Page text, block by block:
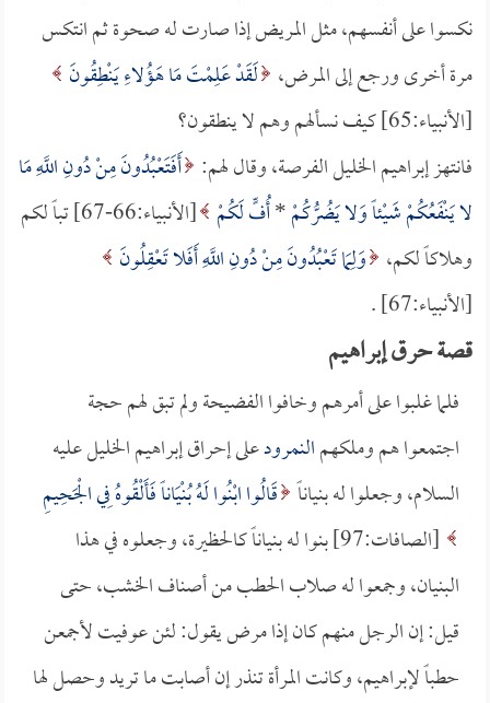
نكسوا على أنفسهم، مثل المريض إذا صارت له صحوة ثم انتكس
مرة أخرى ورجع إلى المرض، لَقَدْ عَلِمْتَ مَا هَؤُلاءِ يَنْطِقُونَ
[الأنبياء:65] كيف نسألهم وهم لا ينطقون؟
فانتهز إبراهيم الخليل الفرصة، وقال لهم: أَفَتَعْبُدُونَ مِنْ دُونِ اللَّهِ مَا
لا يَنْفَعُكُمْ شَيْئاً وَلا يَضُرُّكُمْ*أُفٍّ لَكُمْ
[الأنبياء:66-67] تباً لكم
وهلاكاً لكم، وَلِمَا تَعْبُدُونَ مِنْ دُونِ اللَّهِ أَفَلا تَعْقِلُونَ
[الأنبياء:67] .
قصة حرق إبراهيم
فلما غلبوا على أمرهم وخافوا الفضيحة ولم تبق لهم حجة
اجتمعوا هم وملكهمالنمرودعلى إحراق إبراهيم الخليل عليه
السلام، وجعلوا له بنياناً قَالُوا ابْنُوا لَهُ بُنْيَاناً فَأَلْقُوهُ فِي الْجَحِيمِ
[الصافات:97] بنوا له بنياناً كالحظيرة، وجعلوه في هذا
البنيان، وجمعوا له صلاب الحطب من أصناف الخشب، حتى
قيل: إن الرجل منهم كان إذا مرض يقول: لئن عوفيت لأجمعن
حطباً لإبراهيم، وكانت المرأة تنذر إن أصابت ما تريد وحصل لها